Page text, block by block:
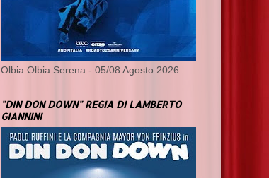
Olbia Olbia Serena - 05/08 Agosto 2026
"DIN DON DOWN" REGIA DI LAMBERTO
GIANNINI